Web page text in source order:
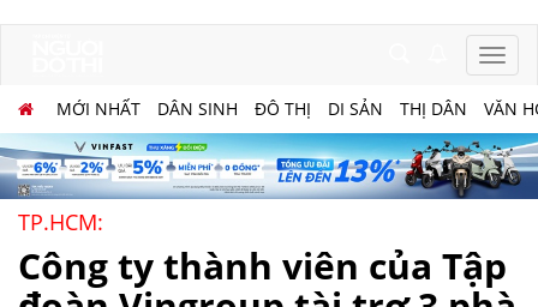
MỚI NHẤT DÂN SINH ĐÔ THỊ DI SẢN THỊ DÂN VĂN
TP.HCM:
Công ty thành viên của Tập